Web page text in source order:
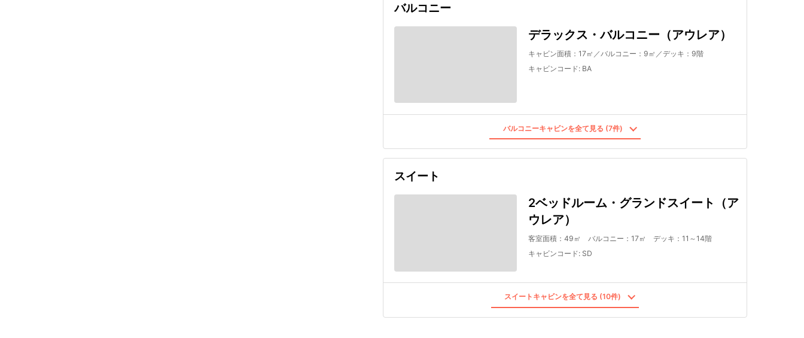
バルコニー
デラックス・バルコニー（アウレア）
キャビン面積：17㎡／バルコニー：9㎡／デッキ：9階
キャビンコード: BA
バルコニーキャビンを全て見る (7件)
スイート
2ベッドルーム・グランドスイート（ア
ウレア）
客室面積：49㎡ バルコニー：17㎡ デッキ：11～14階
キャビンコード: SD
スイートキャビンを全て見る (10件)